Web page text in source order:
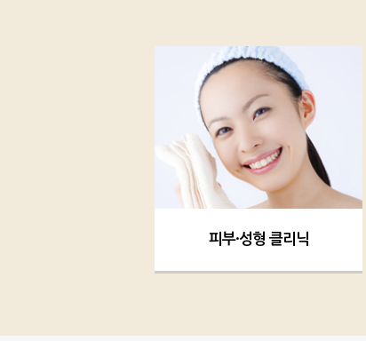
피부·성형 클리닉